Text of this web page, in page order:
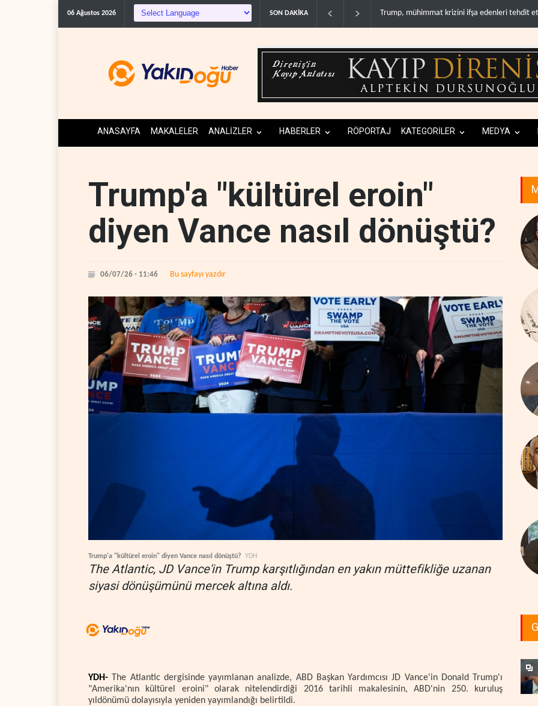
06 Ağustos 2026 SON DAKİKA Demokratlar: Trump Batı Şeria'da işgalci
ANASAYFA MAKALELER ANALİZLER HABERLER RÖPORTAJ KATEGORİLER MEDYA
Trump'a "kültürel eroin"
diyen Vance nasıl dönüştü?
06/07/26 - 11:46 Bu sayfayı yazdır
Trump'a "kültürel eroin" diyen Vance nasıl dönüştü? YDH
The Atlantic, JD Vance'in Trump karşıtlığından en yakın müttefikliğe uzanan
siyasi dönüşümünü mercek altına aldı.
YDH-
The Atlantic dergisinde yayımlanan analizde, ABD Başkan Yardımcısı JD Vance'in Donald Trump'ı
"Amerika'nın kültürel eroini" olarak nitelendirdiği 2016 tarihli makalesinin, ABD'nin 250. kuruluş
yıldönümü dolayısıyla yeniden yayımlandığı belirtildi.